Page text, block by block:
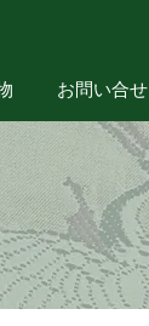
お問い合せ